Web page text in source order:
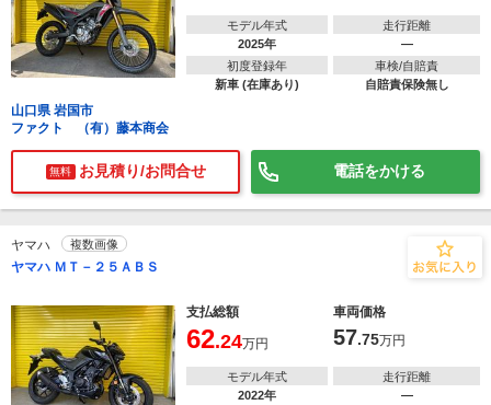
モデル年式
2025年
走行距離
―
初度登録年
新車 (在庫あり)
車検/自賠責
自賠責保険無し
山口県 岩国市
ファクト （有）藤本商会
無料 お見積り/お問合せ 電話をかける
ヤマハ 複数画像
ヤマハ ＭＴ－２５ＡＢＳ
支払総額 車両価格
62.24万円 57.75万円
モデル年式
2022年
走行距離
―